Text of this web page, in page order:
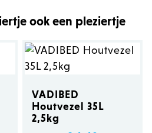
ook een pleziertje
VADIBED
Houtvezel 35L
2,5kg